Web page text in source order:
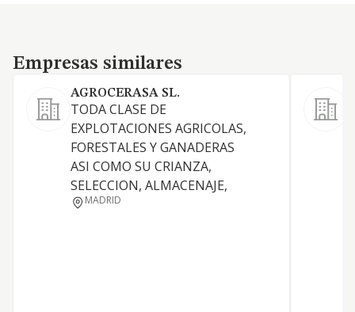
Empresas similares
Empresas similares
AGROCERASA SL.
TODA CLASE DE
EXPLOTACIONES AGRICOLAS,
FORESTALES Y GANADERAS
ASI COMO SU CRIANZA,
SELECCION, ALMACENAJE,
MADRID